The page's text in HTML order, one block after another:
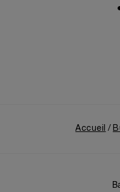
Accueil